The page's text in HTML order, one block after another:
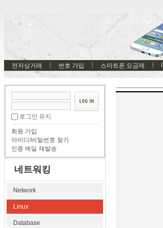
전자상거래 번호 가입 스마트폰 요금제
로그인 유지
회원 가입
아이디/비밀번호 찾기
인증 메일 재발송
네트워킹
Network
Linux
Database